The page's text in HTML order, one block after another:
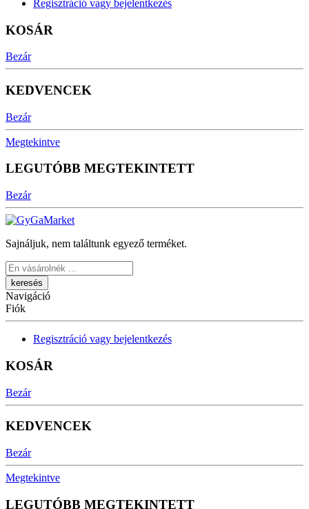
Regisztráció vagy bejelentkezés
KOSÁR
Bezár
KEDVENCEK
Bezár
Megtekintve
LEGUTÓBB MEGTEKINTETT
Bezár
Sajnáljuk, nem találtunk egyező terméket.
Keresés
Navigáció
Fiók
Regisztráció vagy bejelentkezés
KOSÁR
Bezár
KEDVENCEK
Bezár
Megtekintve
LEGUTÓBB MEGTEKINTETT